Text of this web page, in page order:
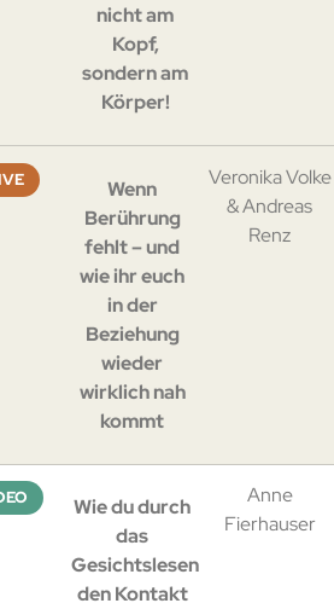
nicht am
Kopf,
sondern am
Körper!
Wenn
Berührung
fehlt – und
wie ihr euch
in der
Beziehung
wieder
wirklich nah
kommt
Veronika Volke
& Andreas
Renz
Wie du durch
das
Gesichtslesen
den Kontakt
Anne
Fierhauser